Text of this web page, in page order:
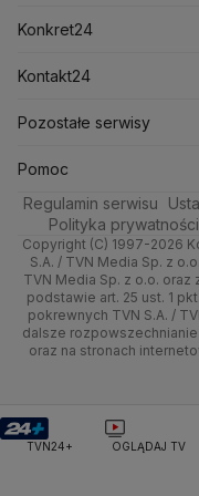
Mark Zuckerberg
Ministerstwo Aktywów
Ministerstwo Infrastruktury
Ministerstwo Rolnictwa
Ministerstwo Rozwoju i
Ministerstwo Sportu i
Ministerstwo Cyfryzacji
Ministerstwo Edukacji
Ministerstwo Finansów
Ministerstwo Klimatu i
Ministerstwo Nauki i
Ministerstwo Rodziny,
Ministerstwo Spraw
Zdrowie
Technologia
Quizy
Tematy
Kraków
Poznań
Trójmiasto
Kielce
Kujawsko-pomorskie
Lublin
Lubuskie
Opole
Pieniądze
Nieruchomości
Rynki
Dla firm
Handel
Ze świata
Tech
Moto
Turystyka
Pogoda
Pogoda na jutro
Pogoda na weekend
Najnowsze
Polska
Prognoza
Świat
Nauka
Podróże
Piłka Nożna
Tenis
Kolarstwo
Skoki Narciarskie
Sporty zimowe
Lekkoatletyka
Siatkówka
F1
Konkret24
Najnowsze
Polska
Świat
Polityka
Zdrowie
Tech
Nauka
Kontakt24
Najnowsze
Gorące Tematy
Wyślij zgłoszenie
Pozostałe serwisy
TVN
Dzień Dobry TVN
Uwaga TVN
HGTV
TVN Turbo
TVN7
Pomoc
Centrum pomocy
Test zgodności
Oglądaj na TV
Zrealizuj voucher
Regulamin serwisu
Polityka prywatności
Copyright (C) 1997-2026
S.A. / TVN Media Sp. z
TVN Media Sp. z o.o.
podstawie art. 25 ust. 1
pokrewnych TVN S.A. /
dalsze
oraz na stronach
TVN24+ OGLĄDAJ TV